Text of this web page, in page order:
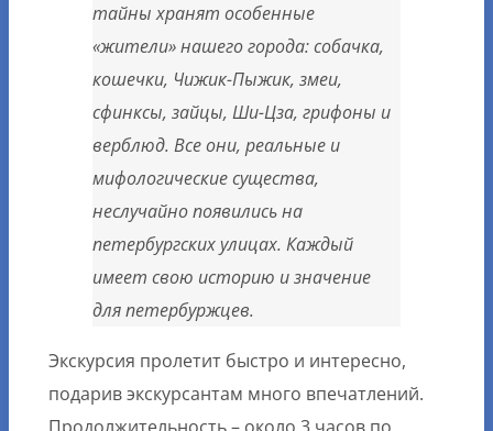
тайны хранят особенные
«жители» нашего города: собачка,
кошечки, Чижик-Пыжик, змеи,
сфинксы, зайцы, Ши-Цза, грифоны и
верблюд. Все они, реальные и
мифологические существа,
неслучайно появились на
петербургских улицах. Каждый
имеет свою историю и значение
для петербуржцев.
Экскурсия пролетит быстро и интересно,
подарив экскурсантам много впечатлений.